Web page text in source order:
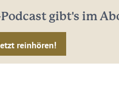
gibt's im
reinhören!